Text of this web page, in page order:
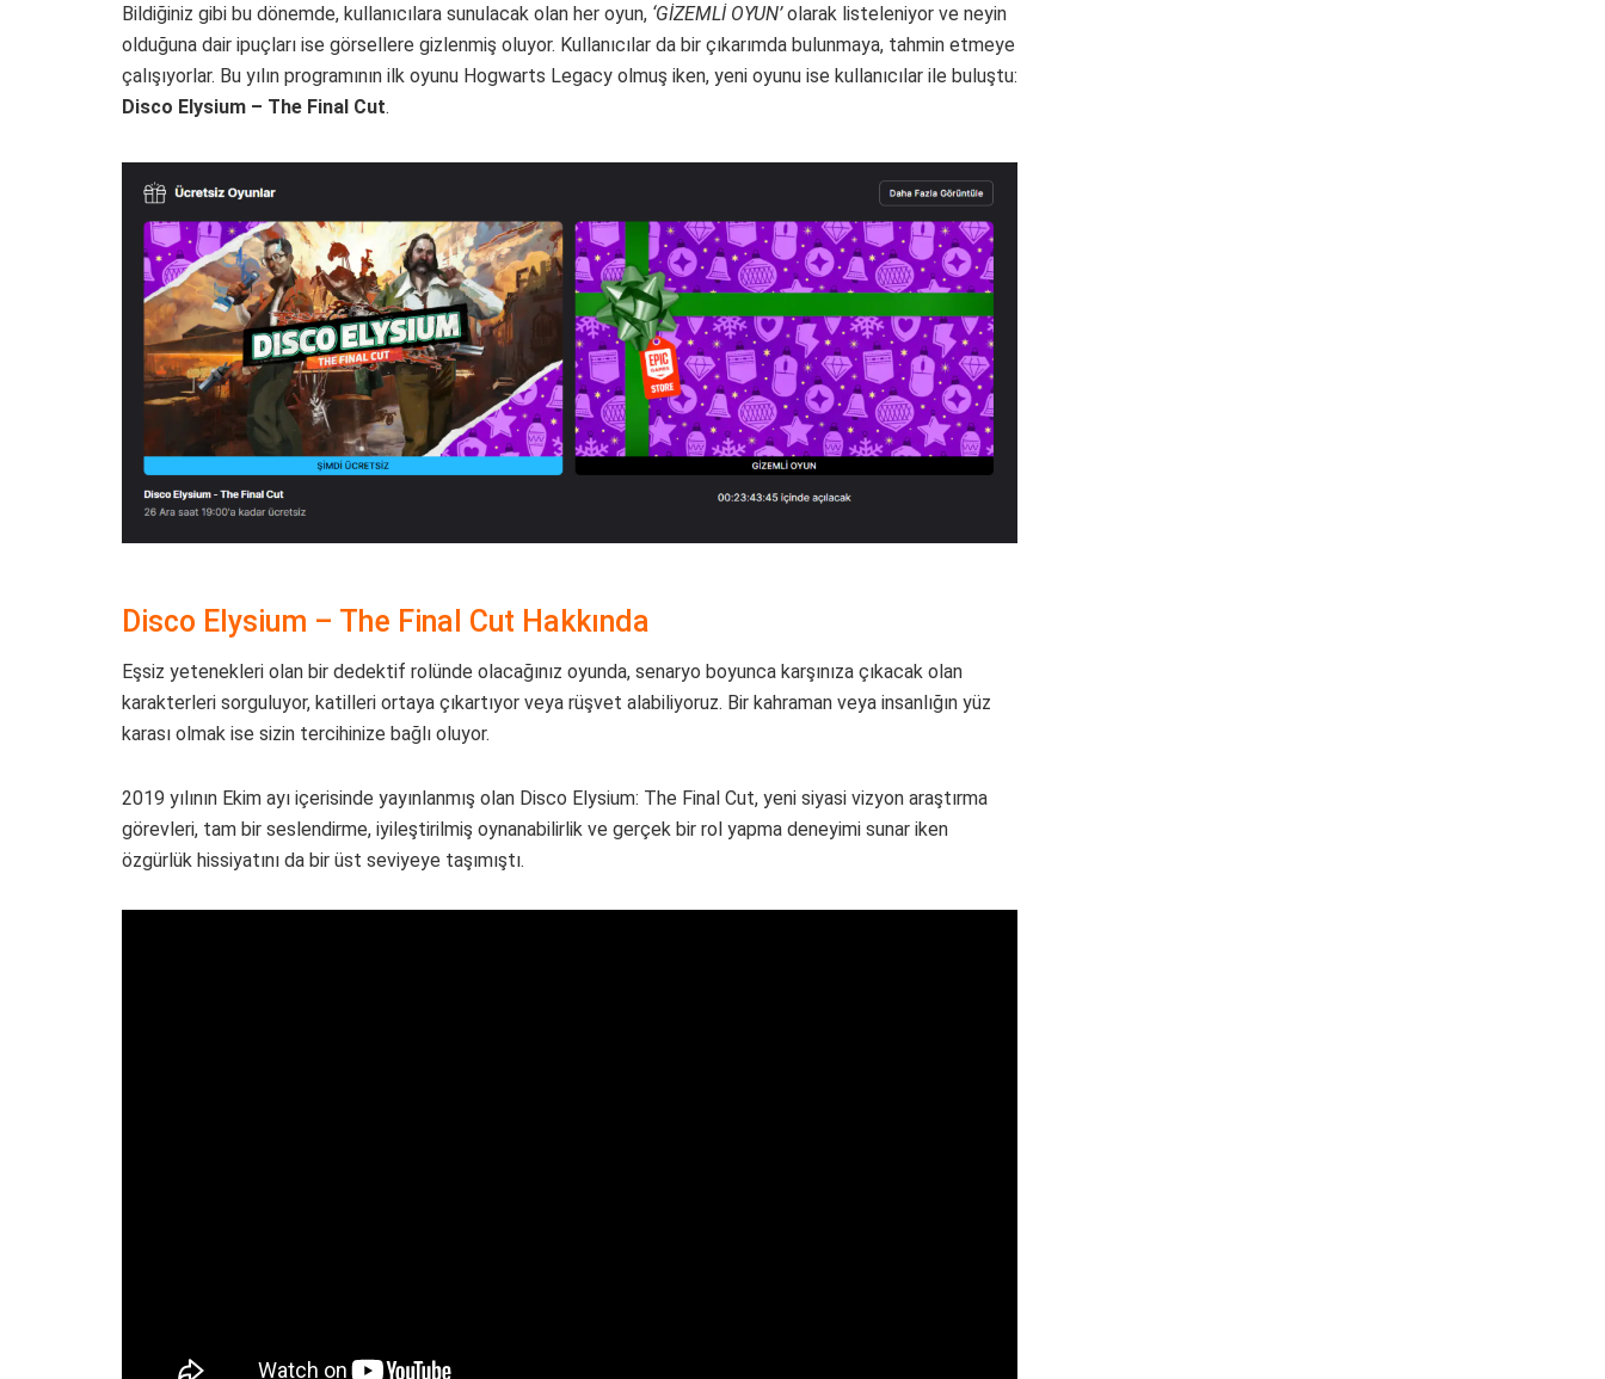
Bildiğiniz gibi bu dönemde, kullanıcılara sunulacak olan her oyun, ‘GİZEMLİ OYUN’olarak listeleniyor ve neyin
olduğuna dair ipuçları ise görsellere gizlenmiş oluyor. Kullanıcılar da bir çıkarımda bulunmaya, tahmin etmeye
çalışıyorlar. Bu yılın programının ilk oyunu Hogwarts Legacy olmuş iken, yeni oyunu ise kullanıcılar ile buluştu:
Disco Elysium – The Final Cut.
Disco Elysium – The Final Cut Hakkında
Eşsiz yetenekleri olan bir dedektif rolünde olacağınız oyunda, senaryo boyunca karşınıza çıkacak olan
karakterleri sorguluyor, katilleri ortaya çıkartıyor veya rüşvet alabiliyoruz. Bir kahraman veya insanlığın yüz
karası olmak ise sizin tercihinize bağlı oluyor.
2019 yılının Ekim ayı içerisinde yayınlanmış olan Disco Elysium: The Final Cut, yeni siyasi vizyon araştırma
görevleri, tam bir seslendirme, iyileştirilmiş oynanabilirlik ve gerçek bir rol yapma deneyimi sunar iken
özgürlük hissiyatını da bir üst seviyeye taşımıştı.